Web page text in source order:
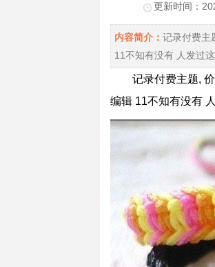
更新时间：
内容简介： 记录付费主
11不知有没有 人发过
记录付费主题,
编辑 11不知有没有